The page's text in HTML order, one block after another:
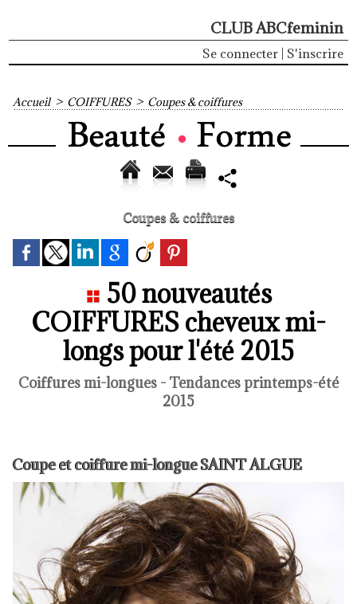
CLUB ABCfeminin
Se connecter S'inscrire
Accueil > COIFFURES > Coupes & coiffures
Coupes & coiffures
50 nouveautés
COIFFURES cheveux mi-
longs pour l'été 2015
Coiffures mi-longues - Tendances printemps-été
2015
Coupe et coiffure mi-longue SAINT ALGUE